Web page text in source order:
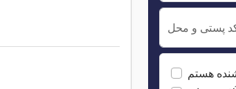
پستی و محل
هستم